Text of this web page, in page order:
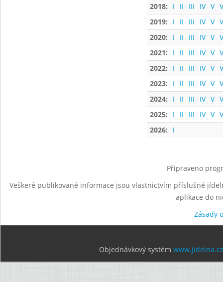
2018:
I II III IV V
2019:
I II III IV V
2020:
I II III IV V
2021:
I II III IV V
2022:
I II III IV V
2023:
I II III IV V
2024:
I II III IV V
2025:
I II III IV V
2026:
I
Připraveno
Veškeré publikované informace jsou vlastnictvím příslušné
aplikace do
Zásady
Objednávkový systém www.jidelna.cz